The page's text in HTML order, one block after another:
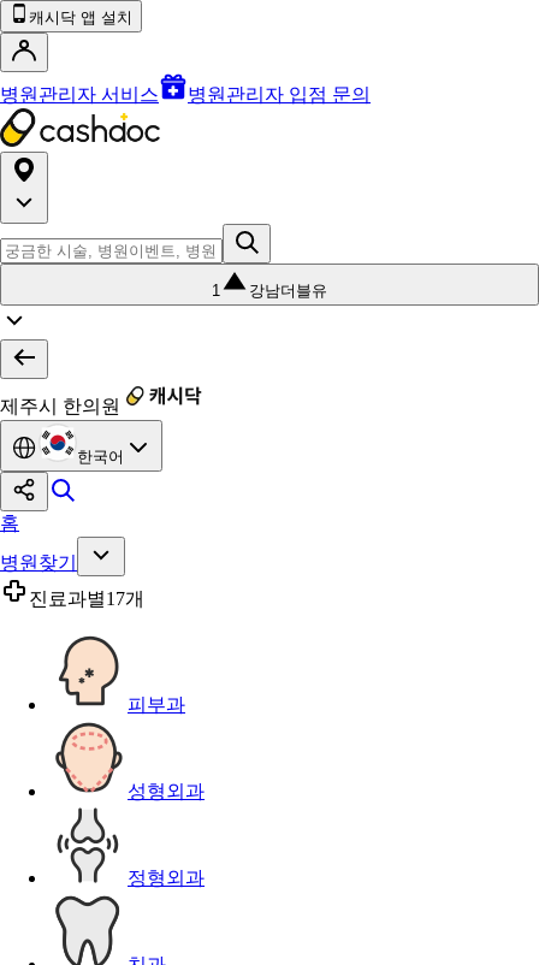
캐시닥 앱 설치
병원관리자 서비스 병원관리자 입점 문의
1 강남더블유
제주시 한의원
한국어
홈
병원찾기
진료과별17개
피부과
성형외과
정형외과